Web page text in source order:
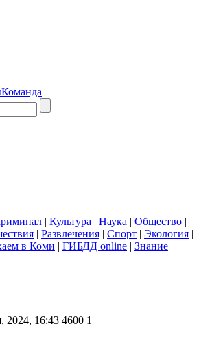
Команда
| Культура | Наука | Общество |
| Развлечения | Спорт | Экология |
в Коми | ГИБДД online | Знание |
2024, 16:43 4600 1